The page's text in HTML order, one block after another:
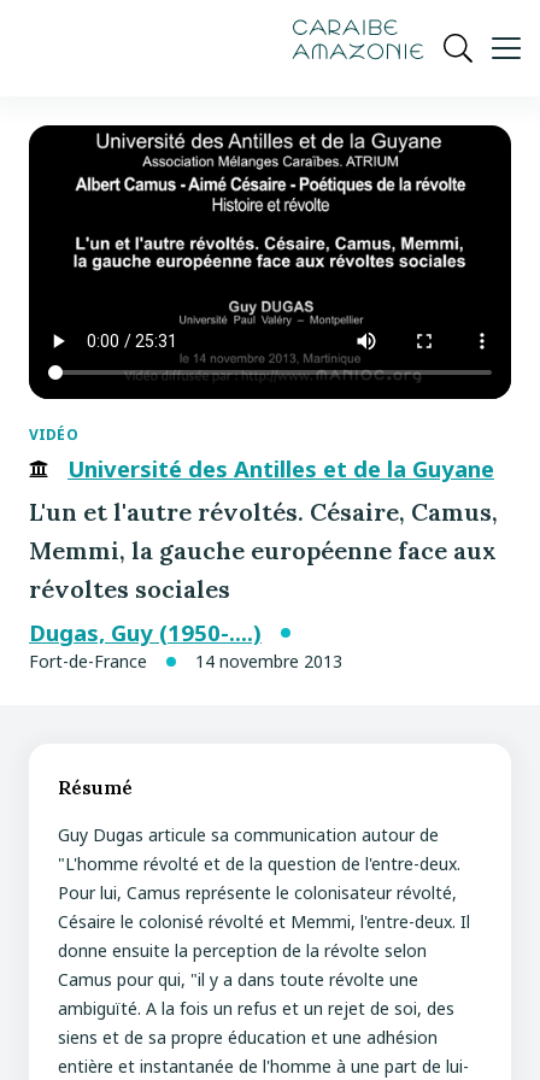
Ouvrir
VIDÉO
Université des Antilles et de la Guyane
L'un et l'autre révoltés. Césaire, Camus,
Memmi, la gauche européenne face aux
révoltes sociales
Dugas, Guy (1950-....)
Fort-de-France 14 novembre 2013
Résumé
Guy Dugas articule sa communication autour de
"L'homme révolté et de la question de l'entre-deux.
Pour lui, Camus représente le colonisateur révolté,
Césaire le colonisé révolté et Memmi, l'entre-deux. Il
donne ensuite la perception de la révolte selon
Camus pour qui, "il y a dans toute révolte une
ambiguïté. A la fois un refus et un rejet de soi, des
siens et de sa propre éducation et une adhésion
entière et instantanée de l'homme à une part de lui-